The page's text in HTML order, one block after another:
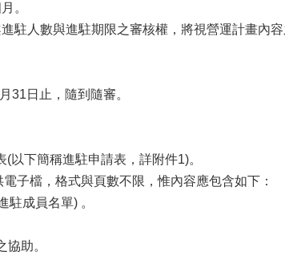
。
駐人數與進駐期限之審核權，將視營運計畫內容
31日止，隨到隨審。
以下簡稱進駐申請表，詳附件1)。
子檔，格式與頁數不限，惟內容應包含如下：
駐成員名單) 。
助。